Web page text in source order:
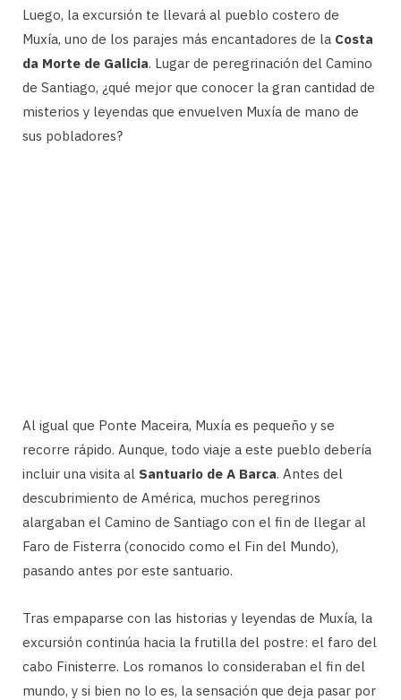
Luego, la excursión te llevará al pueblo costero de
Muxía, uno de los parajes más encantadores de la Costa
da Morte de Galicia. Lugar de peregrinación del Camino
de Santiago, ¿qué mejor que conocer la gran cantidad de
misterios y leyendas que envuelven Muxía de mano de
sus pobladores?
Al igual que Ponte Maceira, Muxía es pequeño y se
recorre rápido. Aunque, todo viaje a este pueblo debería
incluir una visita al Santuario de A Barca. Antes del
descubrimiento de América, muchos peregrinos
alargaban el Camino de Santiago con el fin de llegar al
Faro de Fisterra (conocido como el Fin del Mundo),
pasando antes por este santuario.
Tras empaparse con las historias y leyendas de Muxía, la
excursión continúa hacia la frutilla del postre: el faro del
cabo Finisterre. Los romanos lo consideraban el fin del
mundo, y si bien no lo es, la sensación que deja pasar por